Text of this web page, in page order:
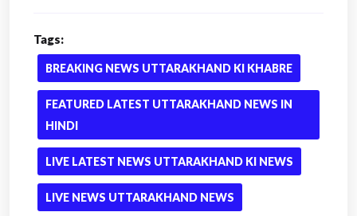
Tags:
BREAKING NEWS UTTARAKHAND KI KHABRE
FEATURED LATEST UTTARAKHAND NEWS IN
HINDI
LIVE LATEST NEWS UTTARAKHAND KI NEWS
LIVE NEWS UTTARAKHAND NEWS